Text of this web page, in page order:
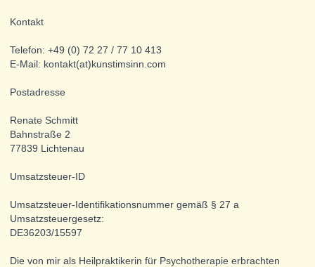
Kontakt
Telefon: +49 (0) 72 27 / 77 10 413
E-Mail: kontakt(at)kunstimsinn.com
Postadresse
Renate Schmitt
Bahnstraße 2
77839 Lichtenau
Umsatzsteuer-ID
Umsatzsteuer-Identifikationsnummer gemäß § 27 a
Umsatzsteuergesetz:
DE36203/15597
Die von mir als Heilpraktikerin für Psychotherapie erbrachten